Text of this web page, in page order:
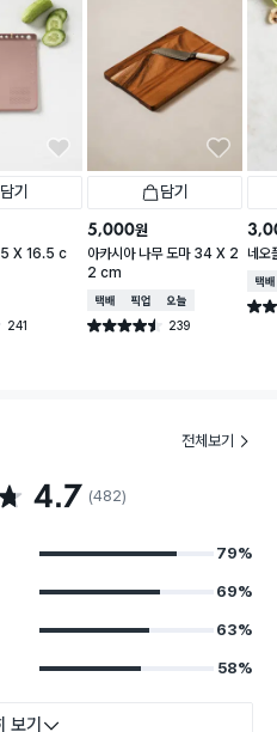
담기
X 16.5 c
241
건 작성
담기
5,000원
아카시아 나무 도마 34 X 2
2 cm
택배배송매장픽업오늘배송
별점 4.5점 239
건 작성
네오
택배
별점
전체보기
4.7 (482)
79%
69%
63%
58%
보기